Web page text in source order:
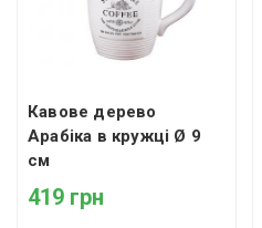
Кавове дерево
Арабіка в кружці Ø 9
см
419 грн